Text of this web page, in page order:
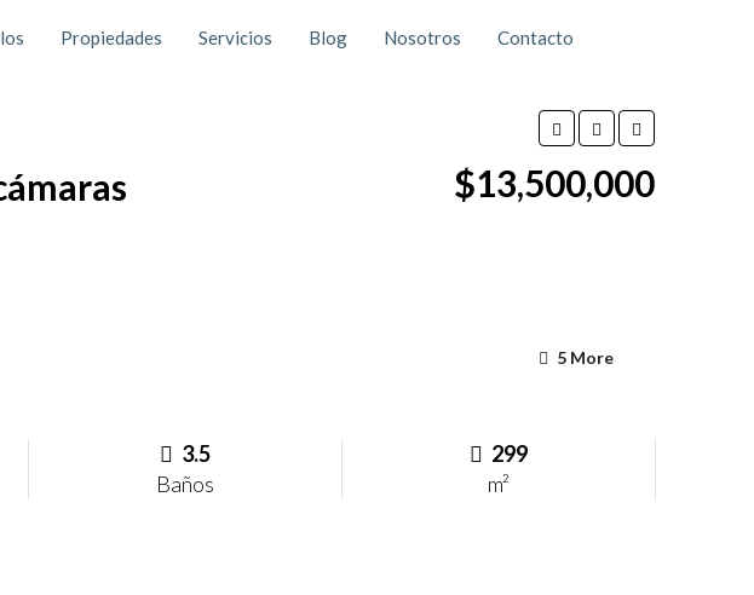
Propiedades Servicios Blog Nosotros Contacto
$13,500,000
5 More
3.5
Baños
299
m²